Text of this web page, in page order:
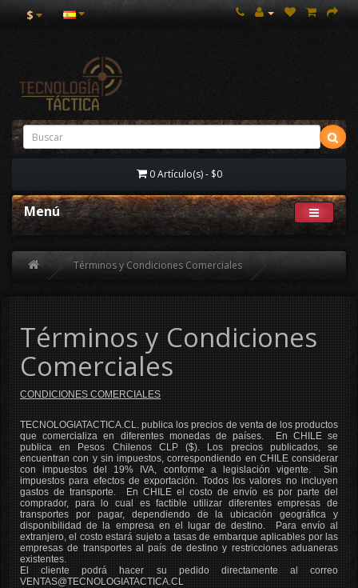
$
0 Artículo(s) - $0
Menú
Términos y Condiciones Comerciales
Términos y Condiciones
Comerciales
CONDICIONES COMERCIALES
TECNOLOGIATACTICA.CL. publica los precios de venta de los productos
que comercializa en diferentes monedas de países. En CHILE se
publica en Pesos Chilenos CLP ($). Los precios publicados, se
encuentran con y sin impuestos, correspondiendo en CHILE considerar
con impuestos del 19% IVA, conforme a legislación vigente. Sin
impuestos para efectos de exportación. Todos los valores no incluyen
gastos de transporte. En CHILE el costo de envío es por parte del
comprador, para lo cual es factible utilizar diferentes empresas de
transportes por pagar, dependiendo de la ubicación geográfica y
disponibilidad de la empresa en el lugar de destino. Para envío al
extranjero, el costo estará sujeto a tasas de embarque aplicables por las
empresas de transportes al país de destino y restricciones aduaneras
existentes.
El cliente podrá hacer su pedido directamente al correo
VENTAS@TECNOLOGIATACTICA.CL